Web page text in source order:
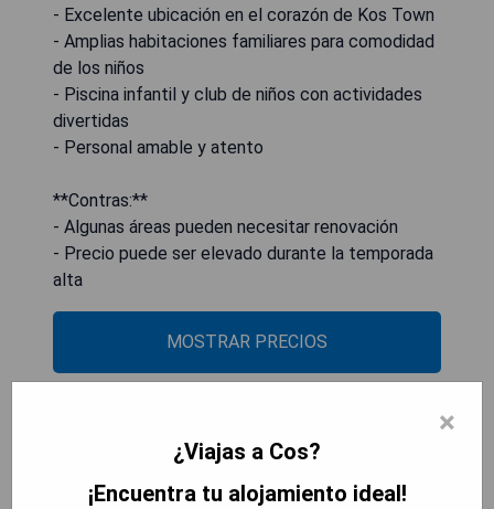
- Excelente ubicación en el corazón de Kos Town
- Amplias habitaciones familiares para comodidad
de los niños
- Piscina infantil y club de niños con actividades
divertidas
- Personal amable y atento
**Contras:**
- Algunas áreas pueden necesitar renovación
- Precio puede ser elevado durante la temporada
alta
MOSTRAR PRECIOS
Anthoulis Studios
×
¿Viajas a Cos?
¡Encuentra tu alojamiento ideal!